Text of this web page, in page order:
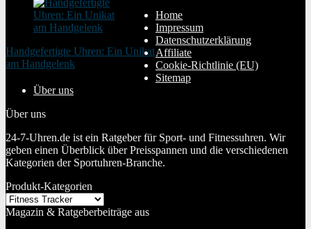
Handgefertigte Uhren: Ein Unikat
am Handgelenk
Home
Impressum
Datenschutzerklärung
Affiliate
Cookie-Richtlinie (EU)
Sitemap
Über uns
Über uns
24-7-Uhren.de ist ein Ratgeber für Sport- und Fitnessuhren. Wir
geben einen Überblick über Preisspannen und die verschiedenen
Kategorien der Sportuhren-Branche.
Produkt-Kategorien
Magazin & Ratgeberbeiträge aus